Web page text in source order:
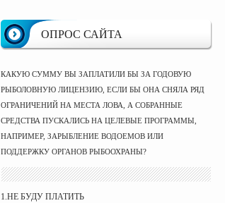
ОПРОС САЙТА
КАКУЮ СУММУ ВЫ ЗАПЛАТИЛИ БЫ ЗА ГОДОВУЮ
РЫБОЛОВНУЮ ЛИЦЕНЗИЮ, ЕСЛИ БЫ ОНА СНЯЛА РЯД
ОГРАНИЧЕНИЙ НА МЕСТА ЛОВА, А СОБРАННЫЕ
СРЕДСТВА ПУСКАЛИСЬ НА ЦЕЛЕВЫЕ ПРОГРАММЫ,
НАПРИМЕР, ЗАРЫБЛЕНИЕ ВОДОЕМОВ ИЛИ
ПОДДЕРЖКУ ОРГАНОВ РЫБООХРАНЫ?
1.НЕ БУДУ ПЛАТИТЬ